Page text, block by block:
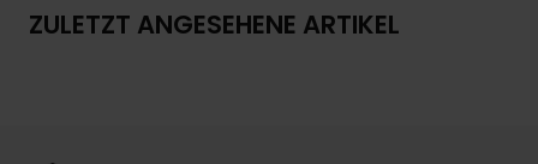
ZULETZT ANGESEHENE ARTIKEL